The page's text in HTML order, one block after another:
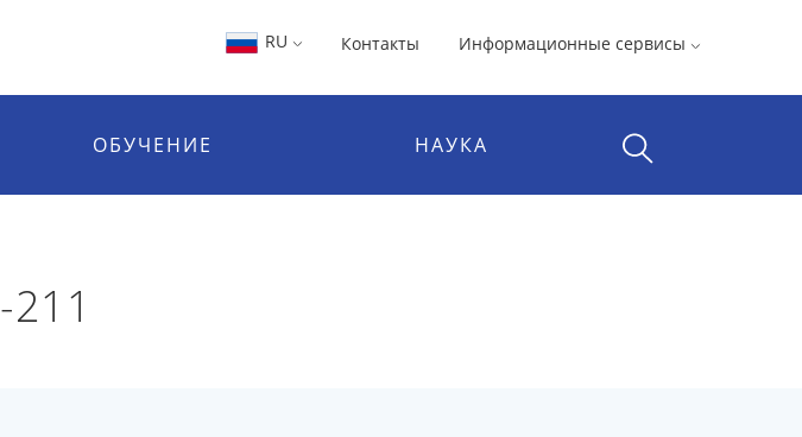
RU Контакты Информационные сервисы
ОБУЧЕНИЕ НАУКА